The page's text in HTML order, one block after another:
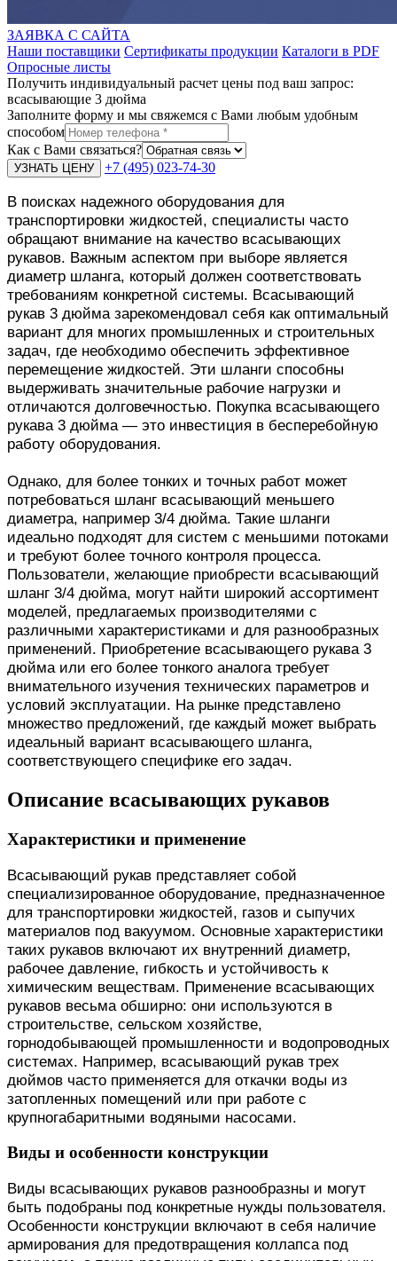
ЗАЯВКА С САЙТА
Наши поставщики Сертификаты продукции Каталоги в PDF
Опросные листы
Получить индивидуальный расчет цены под ваш запрос:
всасывающие 3 дюйма
Заполните форму и мы свяжемся с Вами любым удобным
способом
Как с Вами связаться?
+7 (495) 023-74-30
В поисках надежного оборудования для
транспортировки жидкостей, специалисты часто
обращают внимание на качество всасывающих
рукавов. Важным аспектом при выборе является
диаметр шланга, который должен соответствовать
требованиям конкретной системы. Всасывающий
рукав 3 дюйма зарекомендовал себя как оптимальный
вариант для многих промышленных и строительных
задач, где необходимо обеспечить эффективное
перемещение жидкостей. Эти шланги способны
выдерживать значительные рабочие нагрузки и
отличаются долговечностью. Покупка всасывающего
рукава 3 дюйма — это инвестиция в бесперебойную
работу оборудования.
Однако, для более тонких и точных работ может
потребоваться шланг всасывающий меньшего
диаметра, например 3/4 дюйма. Такие шланги
идеально подходят для систем с меньшими потоками
и требуют более точного контроля процесса.
Пользователи, желающие приобрести всасывающий
шланг 3/4 дюйма, могут найти широкий ассортимент
моделей, предлагаемых производителями с
различными характеристиками и для разнообразных
применений. Приобретение всасывающего рукава 3
дюйма или его более тонкого аналога требует
внимательного изучения технических параметров и
условий эксплуатации. На рынке представлено
множество предложений, где каждый может выбрать
идеальный вариант всасывающего шланга,
соответствующего специфике его задач.
Описание всасывающих рукавов
Характеристики и применение
Всасывающий рукав представляет собой
специализированное оборудование, предназначенное
для транспортировки жидкостей, газов и сыпучих
материалов под вакуумом. Основные характеристики
таких рукавов включают их внутренний диаметр,
рабочее давление, гибкость и устойчивость к
химическим веществам. Применение всасывающих
рукавов весьма обширно: они используются в
строительстве, сельском хозяйстве,
горнодобывающей промышленности и водопроводных
системах. Например, всасывающий рукав трех
дюймов часто применяется для откачки воды из
затопленных помещений или при работе с
крупногабаритными водяными насосами.
Виды и особенности конструкции
Виды всасывающих рукавов разнообразны и могут
быть подобраны под конкретные нужды пользователя.
Особенности конструкции включают в себя наличие
армирования для предотвращения коллапса под